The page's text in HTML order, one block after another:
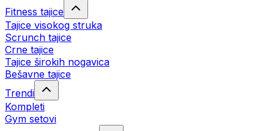
Fitness tajice
Tajice visokog struka
Scrunch tajice
Crne tajice
Tajice širokih nogavica
Bešavne tajice
Trendi
Kompleti
Gym setovi